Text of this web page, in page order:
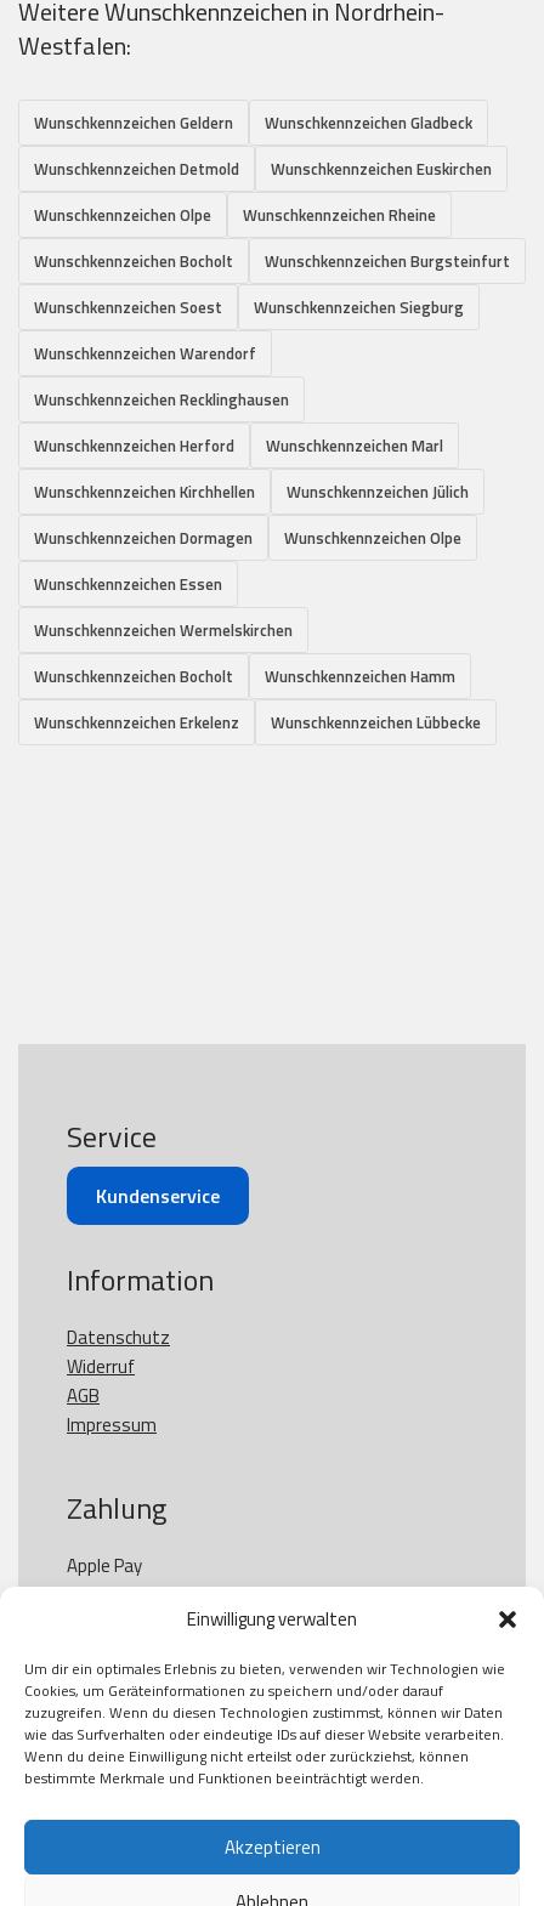
Einwilligung verwalten
Um dir ein optimales Erlebnis zu bieten, verwenden wir Technologien wie
Cookies, um Geräteinformationen zu speichern und/oder darauf
zuzugreifen. Wenn du diesen Technologien zustimmst, können wir Daten
wie das Surfverhalten oder eindeutige IDs auf dieser Website verarbeiten.
Wenn du deine Einwilligung nicht erteilst oder zurückziehst, können
bestimmte Merkmale und Funktionen beeinträchtigt werden.
Akzeptieren
Weitere Wunschkennzeichen in Nordrhein-
Westfalen:
Wunschkennzeichen Geldern
Wunschkennzeichen Gladbeck
Wunschkennzeichen Detmold
Wunschkennzeichen Euskirchen
Wunschkennzeichen Olpe
Wunschkennzeichen Rheine
Wunschkennzeichen Bocholt
Wunschkennzeichen Burgsteinfurt
Wunschkennzeichen Soest
Wunschkennzeichen Siegburg
Wunschkennzeichen Warendorf
Wunschkennzeichen Recklinghausen
Wunschkennzeichen Herford
Wunschkennzeichen Marl
Wunschkennzeichen Kirchhellen
Wunschkennzeichen Jülich
Wunschkennzeichen Dormagen
Wunschkennzeichen Olpe
Wunschkennzeichen Essen
Wunschkennzeichen Wermelskirchen
Wunschkennzeichen Bocholt
Wunschkennzeichen Hamm
Wunschkennzeichen Erkelenz
Wunschkennzeichen Lübbecke
Service
Kundenservice
Information
Datenschutz
Widerruf
AGB
Impressum
Zahlung
Apple Pay
Paypal
Kauf auf Rechung
Klarna
American Express